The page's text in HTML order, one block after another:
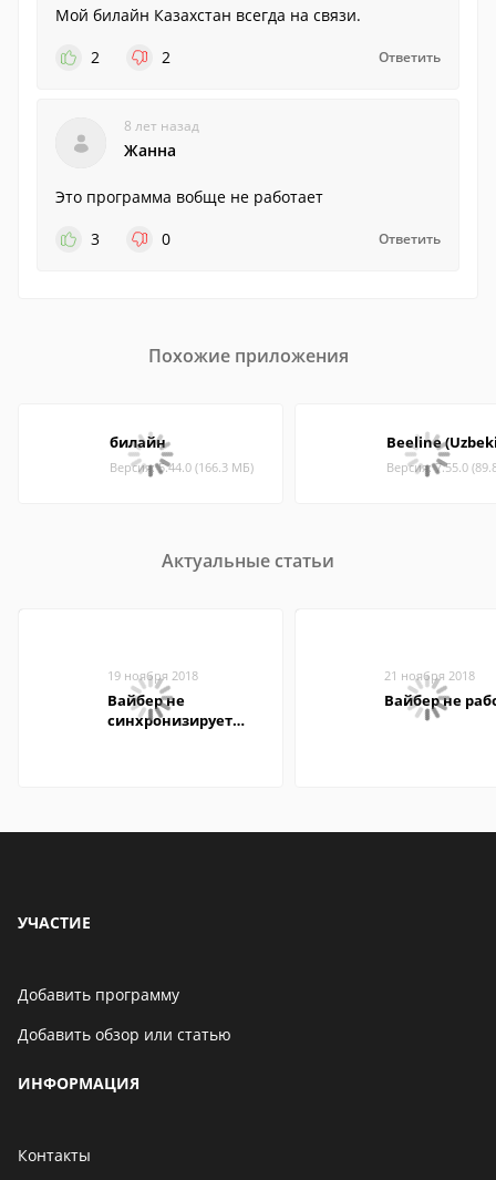
Мой билайн Казахстан всегда на связи.
2
2 Ответить
8 лет назад
Жанна
Это программа вобще не работает
3
0 Ответить
Похожие приложения
билайн
Версия: 5.44.0 (166.3 МБ)
Beeline
Версия: 7.55.0
Актуальные статьи
19 ноября 2018
Вайбер не
синхронизирует
21 ноября 2018
Вайбер не
УЧАСТИЕ
Добавить программу
Добавить обзор или статью
ИНФОРМАЦИЯ
Контакты